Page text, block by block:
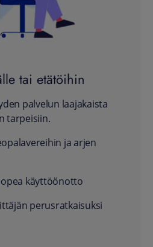
tai etätöihin
palvelun laajakaista
tarpeisiin.
ja arjen
käyttöönotto
perusratkaisuksi